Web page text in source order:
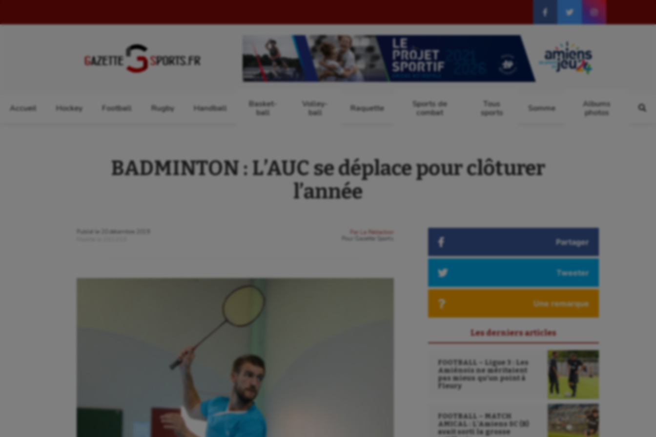
Accueil Hockey Football Rugby Handball
Basket-
ball
Volley-
ball
Raquette
Sports de
combat
Tous
sports
Somme
Albums
photos
BADMINTON : L’AUC se déplace pour clôturer
l’année
Publié le
20 décembre 2019
Par
La Rédaction
Gazette Sports Partager
Tweeter
Une remarque
Les derniers articles
FOOTBALL – Ligue 3 : Les
Amiénois ne méritaient
pas mieux qu’un point à
Fleury
FOOTBALL – MATCH
AMICAL : L’Amiens SC (B)
avait sorti la grosse